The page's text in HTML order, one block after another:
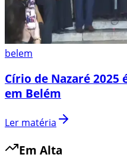
belem
Círio de Nazaré
em Belém
Ler matéria
Em Alta